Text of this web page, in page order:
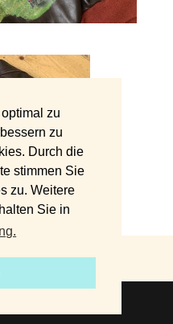
zu
zu
Durch die
stimmen Sie
zu. Weitere
Sie in
IMPRESSUM